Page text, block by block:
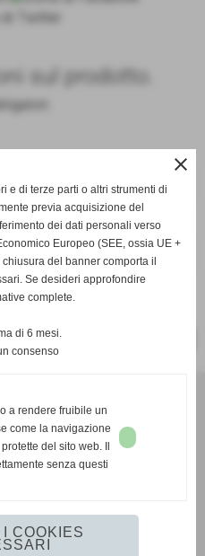
sul prodotto.
& C. S.N.C.
Fila - Peccioli, 56037 (PI)
ufficio@incart.net
-Cookie Policy
close
e di terze parti o altri strumenti di
previa acquisizione del
dei dati personali verso
Europeo (SEE, ossia UE +
del banner comporta il
Se desideri approfondire
complete.
di 6 mesi.
consenso
a rendere fruibile un
come la navigazione
del sito web. Il
senza questi
COOKIES